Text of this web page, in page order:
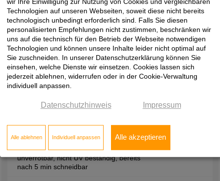
hohes Raumgewicht, beständig gegen
Verrottung, Wärme, Wasser und viele
Chemikalien
Ausführung Oberfläche
Inhalt 400 ml
Zargen, treibgasfrei, PCB und
formaldhydfrei, Alterungsbeständig,
unverrotbar, nicht UV beständig, bereits
nach 5 min schneidbar
Technologien auf unseren Webseiten, soweit diese nicht bereits
technologisch unbedingt erforderlich sind. Falls Sie diesen
personalisierten Empfehlungen nicht zustimmen, beschränken wir
uns auf die technisch für den Betrieb der Webseite notwendigen
Technologien und können unsere Inhalte leider nicht optimal auf
Sie zuschneiden. In unserer Datenschutzerklärung können Sie
einsehen, welche Dienste wir einsetzen. Cookies lassen sich
jederzeit ablehnen, widerrufen oder in der Cookie-Verwaltung
individuell anpassen.
Datenschutzhinweis Impressum
Alle ablehnen Individuell anpassen Alle akzeptieren